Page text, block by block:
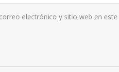
electrónico y sitio web en